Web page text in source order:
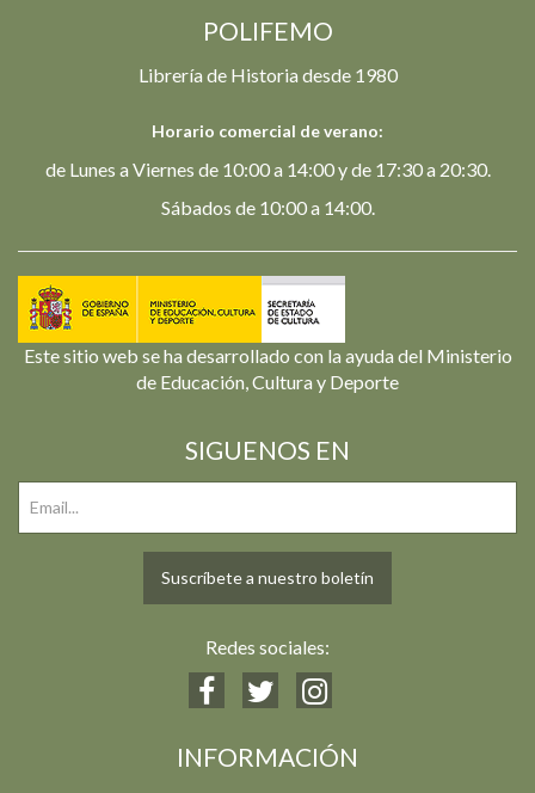
POLIFEMO
Librería de Historia desde 1980
Horario comercial de verano:
de Lunes a Viernes de 10:00 a 14:00 y de 17:30 a 20:30.
Sábados de 10:00 a 14:00.
Este sitio web se ha desarrollado con la ayuda del Ministerio
de Educación, Cultura y Deporte
SIGUENOS EN
Suscríbete a nuestro boletín
Redes sociales:
INFORMACIÓN